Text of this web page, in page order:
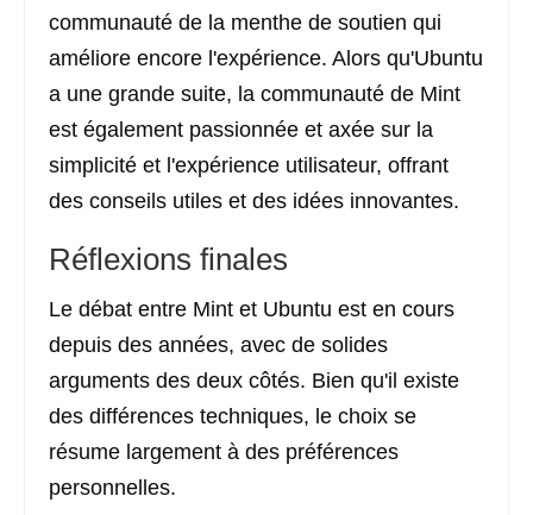
communauté de la menthe de soutien qui
améliore encore l'expérience. Alors qu'Ubuntu
a une grande suite, la communauté de Mint
est également passionnée et axée sur la
simplicité et l'expérience utilisateur, offrant
des conseils utiles et des idées innovantes.
Réflexions finales
Le débat entre Mint et Ubuntu est en cours
depuis des années, avec de solides
arguments des deux côtés. Bien qu'il existe
des différences techniques, le choix se
résume largement à des préférences
personnelles.